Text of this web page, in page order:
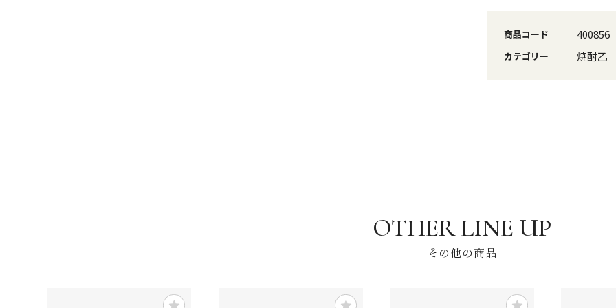
商品コード 400856
カテゴリー 焼酎乙
その他の商品